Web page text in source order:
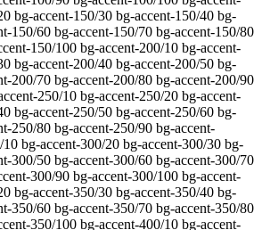
bg-accent-150/30 bg-accent-150/40 bg-
150/60 bg-accent-150/70 bg-accent-150/80
150/100 bg-accent-200/10 bg-accent-
bg-accent-200/40 bg-accent-200/50 bg-
200/70 bg-accent-200/80 bg-accent-200/90
250/10 bg-accent-250/20 bg-accent-
bg-accent-250/50 bg-accent-250/60 bg-
250/80 bg-accent-250/90 bg-accent-
bg-accent-300/20 bg-accent-300/30 bg-
300/50 bg-accent-300/60 bg-accent-300/70
300/90 bg-accent-300/100 bg-accent-
bg-accent-350/30 bg-accent-350/40 bg-
350/60 bg-accent-350/70 bg-accent-350/80
350/100 bg-accent-400/10 bg-accent-